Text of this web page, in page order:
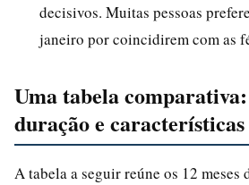
decisivos. Muitas pessoas
janeiro por coincidirem com as
Uma tabela comparativa:
duração e
A tabela a seguir reúne os 12 meses